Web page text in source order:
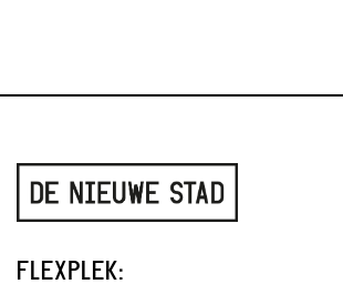
FLEXPLEK: